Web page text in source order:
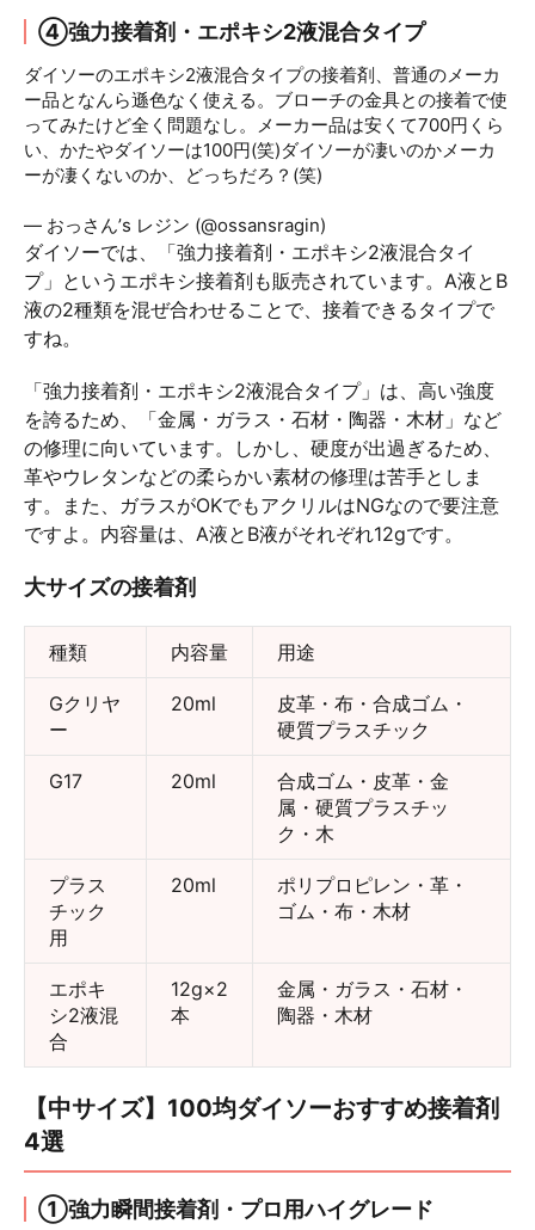
④強力接着剤・エポキシ2液混合タイプ
ダイソーのエポキシ2液混合タイプの接着剤、普通のメーカ
ー品となんら遜色なく使える。ブローチの金具との接着で使
ってみたけど全く問題なし。メーカー品は安くて700円くら
い、かたやダイソーは100円(笑)ダイソーが凄いのかメーカ
ーが凄くないのか、どっちだろ？(笑)
— おっさん’s レジン (@ossansragin)
ダイソーでは、「強力接着剤・エポキシ2液混合タイ
プ」というエポキシ接着剤も販売されています。A液とB
液の2種類を混ぜ合わせることで、接着できるタイプで
すね。
「強力接着剤・エポキシ2液混合タイプ」は、高い強度
を誇るため、「金属・ガラス・石材・陶器・木材」など
の修理に向いています。しかし、硬度が出過ぎるため、
革やウレタンなどの柔らかい素材の修理は苦手としま
す。また、ガラスがOKでもアクリルはNGなので要注意
ですよ。内容量は、A液とB液がそれぞれ12gです。
大サイズの接着剤
種類 内容量 用途
Gクリヤ
ー
20ml
皮革・布・合成ゴム・
硬質プラスチック
G17 20ml
合成ゴム・皮革・金
属・硬質プラスチッ
ク・木
プラス
チック
用
20ml
ポリプロピレン・革・
ゴム・布・木材
エポキ
シ2液混
合
12g×2
本
金属・ガラス・石材・
陶器・木材
【中サイズ】100均ダイソーおすすめ接着剤
4選
①強力瞬間接着剤・プロ用ハイグレード